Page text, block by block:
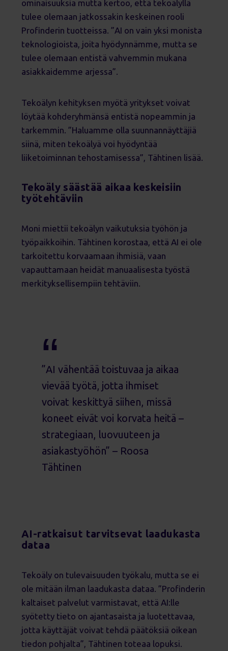
ominaisuuksia mutta kertoo, että tekoälyllä
tulee olemaan jatkossakin keskeinen rooli
Profinderin tuotteissa. ”AI on vain yksi monista
teknologioista, joita hyödynnämme, mutta se
tulee olemaan entistä vahvemmin mukana
asiakkaidemme arjessa”.
Tekoälyn kehityksen myötä yritykset voivat
löytää kohderyhmänsä entistä nopeammin ja
tarkemmin. ”Haluamme olla suunnannäyttäjiä
siinä, miten tekoälyä voi hyödyntää
liiketoiminnan tehostamisessa”, Tähtinen lisää.
Tekoäly säästää aikaa keskeisiin
työtehtäviin
Moni miettii tekoälyn vaikutuksia työhön ja
työpaikkoihin. Tähtinen korostaa, että AI ei ole
tarkoitettu korvaamaan ihmisiä, vaan
vapauttamaan heidät manuaalisesta työstä
merkityksellisempiin tehtäviin.
”AI vähentää toistuvaa ja aikaa
vievää työtä, jotta ihmiset
voivat keskittyä siihen, missä
koneet eivät voi korvata heitä –
strategiaan, luovuuteen ja
asiakastyöhön” – Roosa
Tähtinen
AI-ratkaisut tarvitsevat laadukasta
dataa
Tekoäly on tulevaisuuden työkalu, mutta se ei
ole mitään ilman laadukasta dataa. ”Profinderin
kaltaiset palvelut varmistavat, että AI:lle
syötetty tieto on ajantasaista ja luotettavaa,
jotta käyttäjät voivat tehdä päätöksiä oikean
tiedon pohjalta”, Tähtinen toteaa lopuksi.